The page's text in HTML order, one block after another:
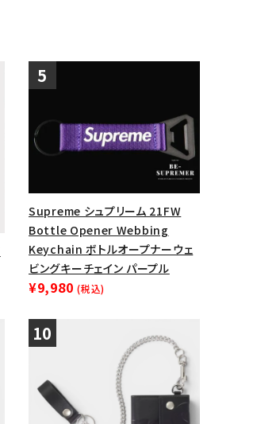
Supreme シュプリーム 21FW
Bottle Opener Webbing
Keychain ボトルオープナーウェ
ビングキーチェイン パープル
¥9,980 (税込)